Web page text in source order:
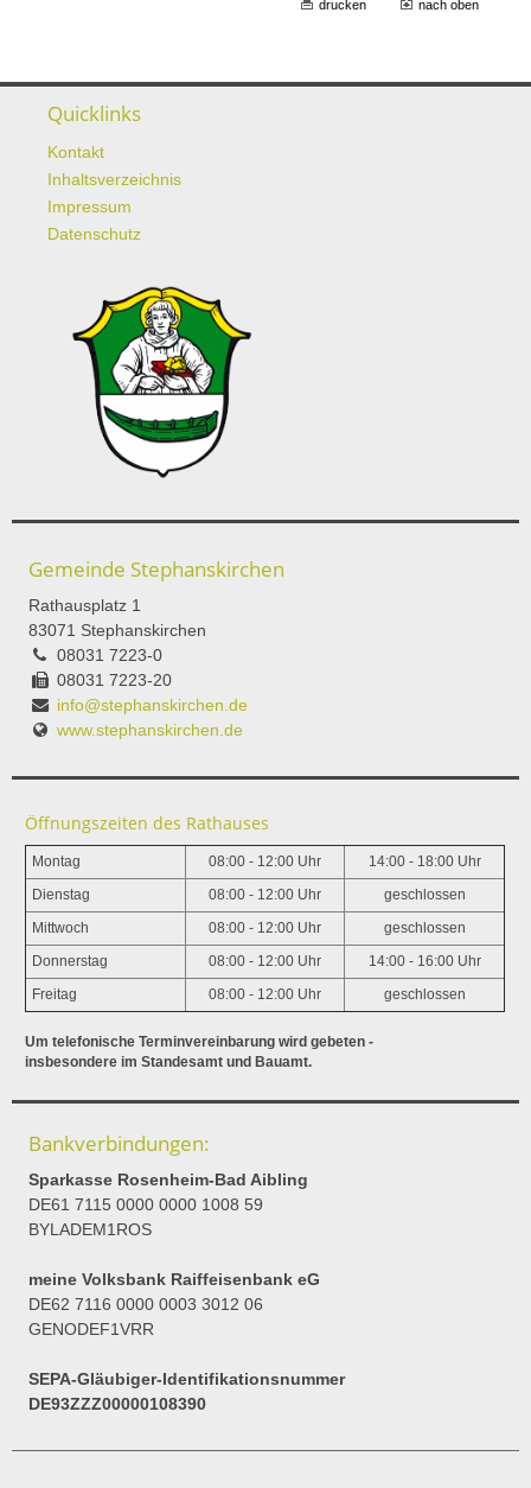
drucken nach oben
Quicklinks
Kontakt
Inhaltsverzeichnis
Impressum
Datenschutz
Gemeinde Stephanskirchen
Rathausplatz 1
83071 Stephanskirchen
08031 7223-0
08031 7223-20
info@stephanskirchen.de
www.stephanskirchen.de
Öffnungszeiten des Rathauses
Montag 08:00 - 12:00 Uhr 14:00 - 18:00 Uhr
Dienstag 08:00 - 12:00 Uhr geschlossen
Mittwoch 08:00 - 12:00 Uhr geschlossen
Donnerstag 08:00 - 12:00 Uhr 14:00 - 16:00 Uhr
Freitag 08:00 - 12:00 Uhr geschlossen
Um telefonische Terminvereinbarung wird gebeten -
insbesondere im Standesamt und Bauamt.
Bankverbindungen:
Sparkasse Rosenheim-Bad Aibling
DE61 7115 0000 0000 1008 59
BYLADEM1ROS
meine Volksbank Raiffeisenbank eG
DE62 7116 0000 0003 3012 06
GENODEF1VRR
SEPA-Gläubiger-Identifikationsnummer
DE93ZZZ00000108390